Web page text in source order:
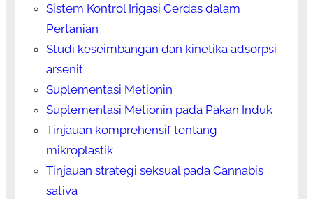
Sistem Kontrol Irigasi Cerdas dalam
Pertanian
Studi keseimbangan dan kinetika adsorpsi
arsenit
Suplementasi Metionin
Suplementasi Metionin pada Pakan Induk
Tinjauan komprehensif tentang
mikroplastik
Tinjauan strategi seksual pada Cannabis
sativa